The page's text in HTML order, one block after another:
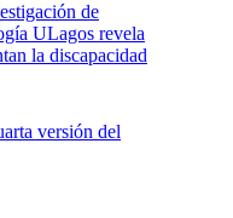
de
ULagos revela
la discapacidad
versión del